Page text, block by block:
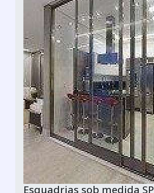
Esquadrias sob medida SP